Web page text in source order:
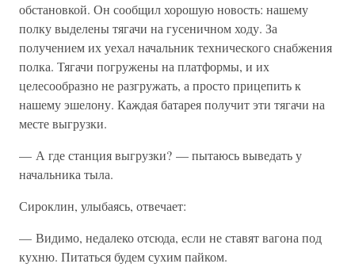
обстановкой. Он сообщил хорошую новость: нашему
полку выделены тягачи на гусеничном ходу. За
получением их уехал начальник технического снабжения
полка. Тягачи погружены на платформы, и их
целесообразно не разгружать, а просто прицепить к
нашему эшелону. Каждая батарея получит эти тягачи на
месте выгрузки.
— А где станция выгрузки? — пытаюсь выведать у
начальника тыла.
Сироклин, улыбаясь, отвечает:
— Видимо, недалеко отсюда, если не ставят вагона под
кухню. Питаться будем сухим пайком.